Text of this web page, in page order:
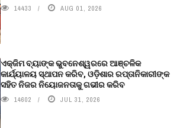
14433 AUG 01, 2026
ଏକ୍ଜିମ ବ୍ୟାଙ୍କ ଭୁବନେଶ୍ୱରରେ ଆଞ୍ଚଳିକ
କାର୍ଯ୍ୟାଳୟ ସ୍ଥାପନ କରିବ, ଓଡ଼ିଶାର ରପ୍ତାନିକାରୀଙ୍କ
ସହିତ ନିଜର ନିୟୋଜନତାକୁ ଗଭୀର କରିବ
14602 JUL 31, 2026